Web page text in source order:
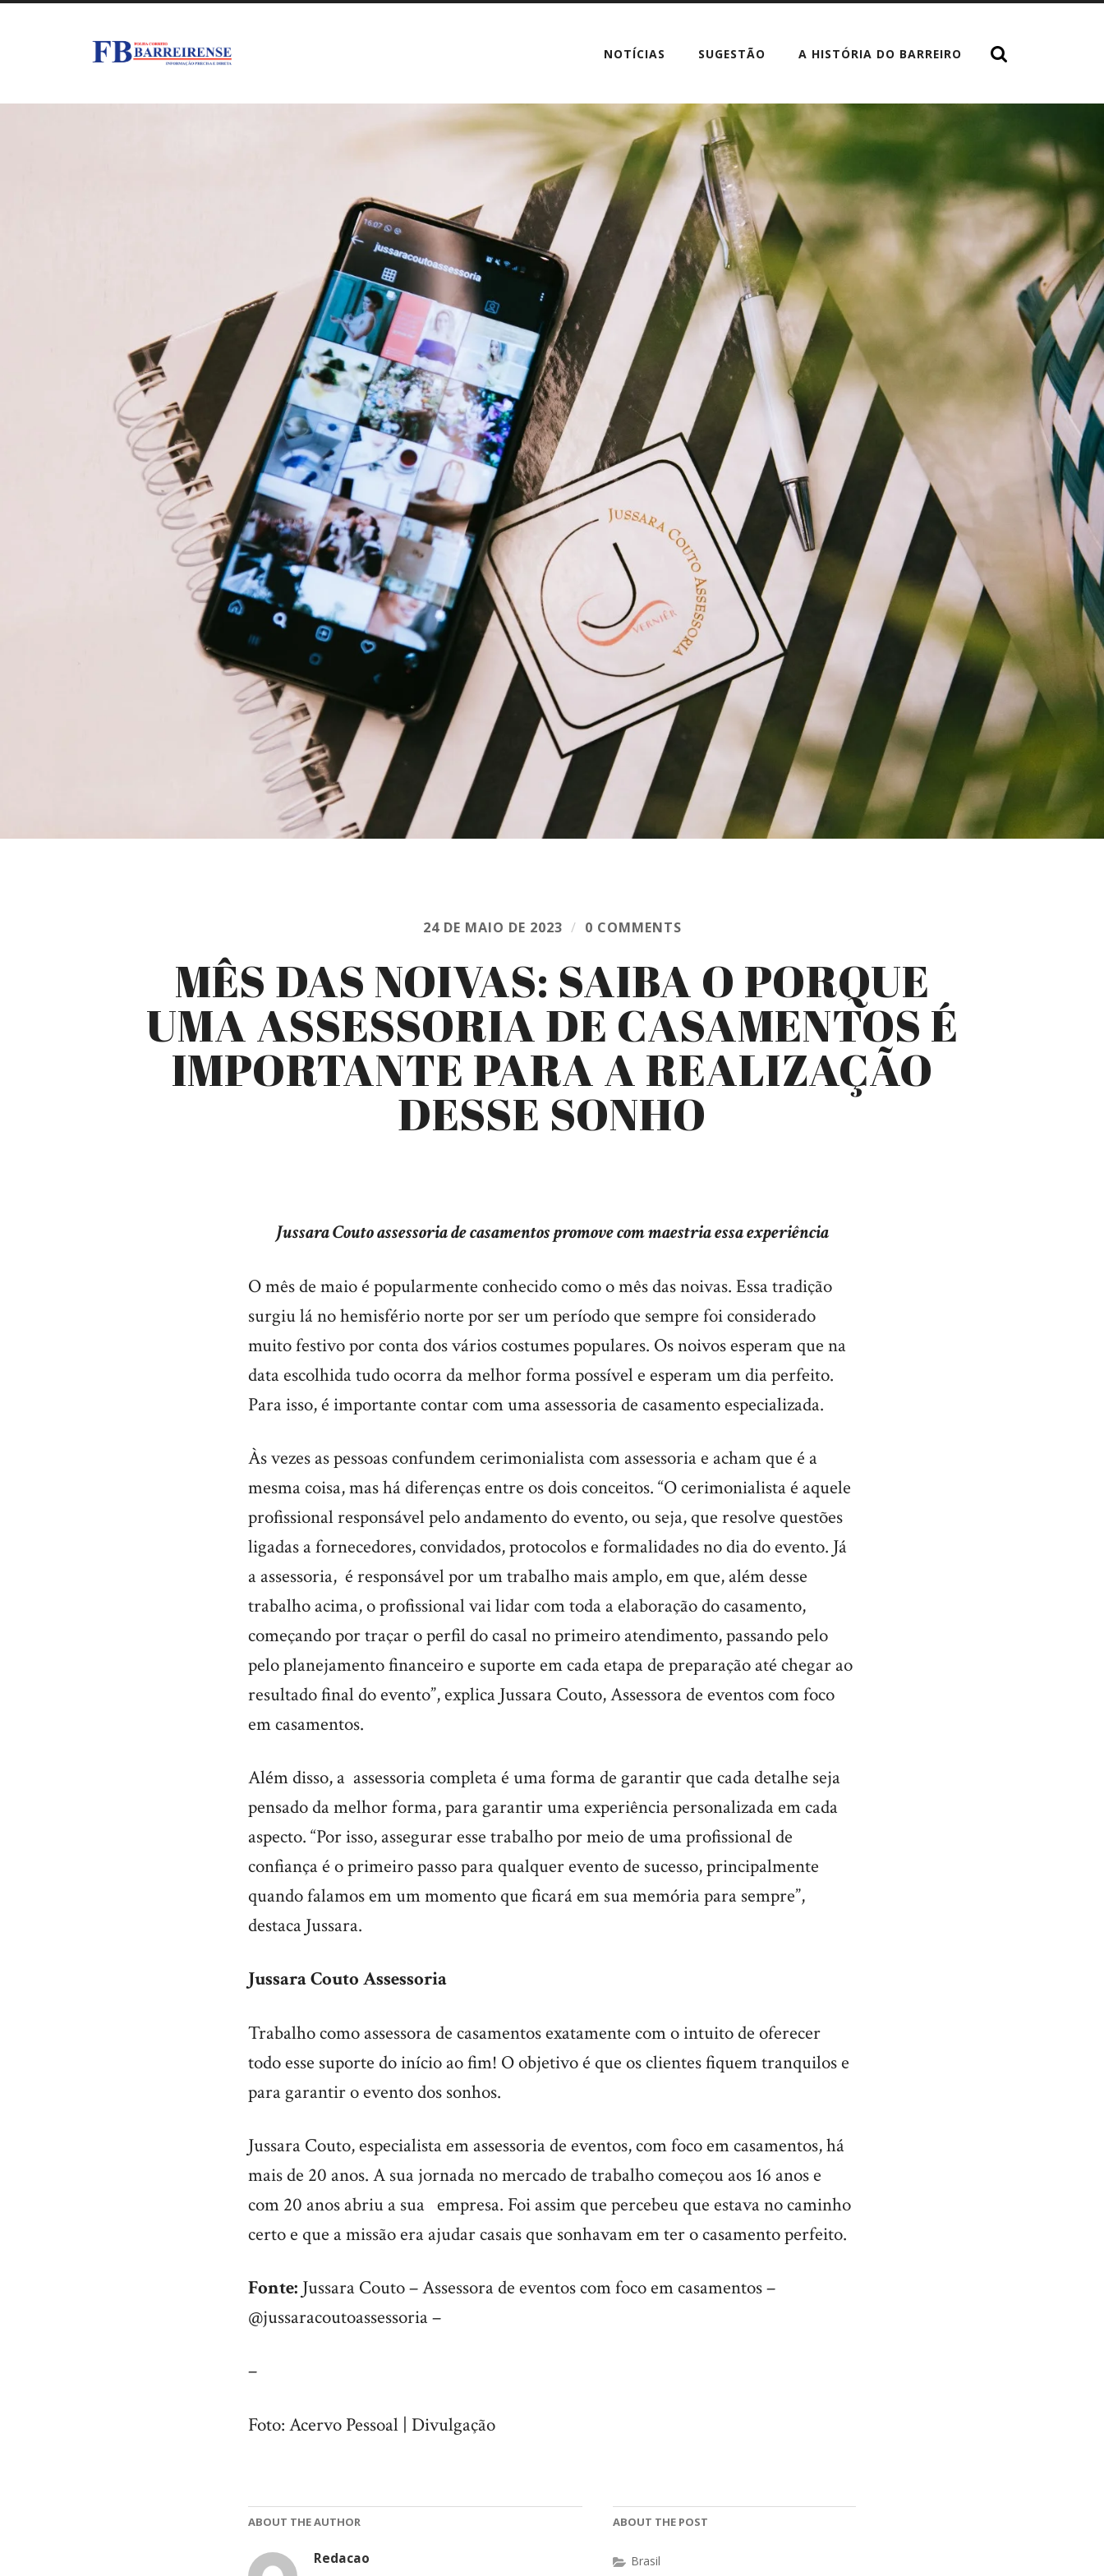
NOTÍCIAS SUGESTÃO A HISTÓRIA DO BARREIRO
24 DE MAIO DE 2023 / 0 COMMENTS
MÊS DAS NOIVAS: SAIBA O PORQUE
UMA ASSESSORIA DE CASAMENTOS É
IMPORTANTE PARA A REALIZAÇÃO
DESSE SONHO
Jussara Couto assessoria de casamentos promove com maestria essa experiência
O mês de maio é popularmente conhecido como o mês das noivas. Essa tradição
surgiu lá no hemisfério norte por ser um período que sempre foi considerado
muito festivo por conta dos vários costumes populares. Os noivos esperam que na
data escolhida tudo ocorra da melhor forma possível e esperam um dia perfeito.
Para isso, é importante contar com uma assessoria de casamento especializada.
Às vezes as pessoas confundem cerimonialista com assessoria e acham que é a
mesma coisa, mas há diferenças entre os dois conceitos. “O cerimonialista é aquele
profissional responsável pelo andamento do evento, ou seja, que resolve questões
ligadas a fornecedores, convidados, protocolos e formalidades no dia do evento. Já
a assessoria, é responsável por um trabalho mais amplo, em que, além desse
trabalho acima, o profissional vai lidar com toda a elaboração do casamento,
começando por traçar o perfil do casal no primeiro atendimento, passando pelo
pelo planejamento financeiro e suporte em cada etapa de preparação até chegar ao
resultado final do evento”, explica Jussara Couto, Assessora de eventos com foco
em casamentos.
Além disso, a assessoria completa é uma forma de garantir que cada detalhe seja
pensado da melhor forma, para garantir uma experiência personalizada em cada
aspecto. “Por isso, assegurar esse trabalho por meio de uma profissional de
confiança é o primeiro passo para qualquer evento de sucesso, principalmente
quando falamos em um momento que ficará em sua memória para sempre”,
destaca Jussara.
Jussara Couto Assessoria
Trabalho como assessora de casamentos exatamente com o intuito de oferecer
todo esse suporte do início ao fim! O objetivo é que os clientes fiquem tranquilos e
para garantir o evento dos sonhos.
Jussara Couto, especialista em assessoria de eventos, com foco em casamentos, há
mais de 20 anos. A sua jornada no mercado de trabalho começou aos 16 anos e
com 20 anos abriu a sua empresa. Foi assim que percebeu que estava no caminho
certo e que a missão era ajudar casais que sonhavam em ter o casamento perfeito.
Fonte: Jussara Couto – Assessora de eventos com foco em casamentos –
@jussaracoutoassessoria –
–
Foto: Acervo Pessoal | Divulgação
ABOUT THE AUTHOR
Redacao
ABOUT THE POST
Brasil